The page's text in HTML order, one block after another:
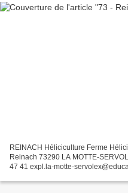
REINACH Héliciculture Ferme
Reinach 73290 LA MOTTE-
47 41 expl.la-motte-